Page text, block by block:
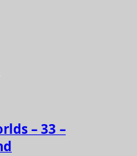
– 33 –